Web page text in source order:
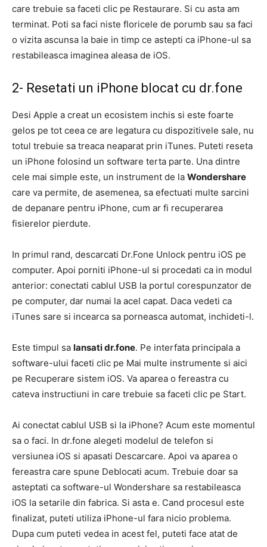
care trebuie sa faceti clic pe Restaurare. Si cu asta am
terminat. Poti sa faci niste floricele de porumb sau sa faci
o vizita ascunsa la baie in timp ce astepti ca iPhone-ul sa
restabileasca imaginea aleasa de iOS.
2- Resetati un iPhone blocat cu dr.fone
Desi Apple a creat un ecosistem inchis si este foarte
gelos pe tot ceea ce are legatura cu dispozitivele sale, nu
totul trebuie sa treaca neaparat prin iTunes. Puteti reseta
un iPhone folosind un software terta parte. Una dintre
cele mai simple este, un instrument de la Wondershare
care va permite, de asemenea, sa efectuati multe sarcini
de depanare pentru iPhone, cum ar fi recuperarea
fisierelor pierdute.
In primul rand, descarcati Dr.Fone Unlock pentru iOS pe
computer. Apoi porniti iPhone-ul si procedati ca in modul
anterior: conectati cablul USB la portul corespunzator de
pe computer, dar numai la acel capat. Daca vedeti ca
iTunes sare si incearca sa porneasca automat, inchideti-l.
Este timpul sa lansati dr.fone. Pe interfata principala a
software-ului faceti clic pe Mai multe instrumente si aici
pe Recuperare sistem iOS. Va aparea o fereastra cu
cateva instructiuni in care trebuie sa faceti clic pe Start.
Ai conectat cablul USB si la iPhone? Acum este momentul
sa o faci. In dr.fone alegeti modelul de telefon si
versiunea iOS si apasati Descarcare. Apoi va aparea o
fereastra care spune Deblocati acum. Trebuie doar sa
asteptati ca software-ul Wondershare sa restabileasca
iOS la setarile din fabrica. Si asta e. Cand procesul este
finalizat, puteti utiliza iPhone-ul fara nicio problema.
Dupa cum puteti vedea in acest fel, puteti face atat de